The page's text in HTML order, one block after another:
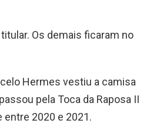
Os demais ficaram no
Hermes vestiu a camisa
pela Toca da Raposa II
entre 2020 e 2021.